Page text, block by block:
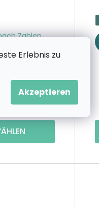
Erlebnis zu
Akzeptieren
Zahlen
ab19,19 €